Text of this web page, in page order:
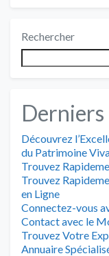
Rechercher
Derniers
Découvrez
du Patrimoine
Trouvez
Trouvez
en Ligne
Connectez-vous
Contact avec le
Trouvez Votre
Annuaire